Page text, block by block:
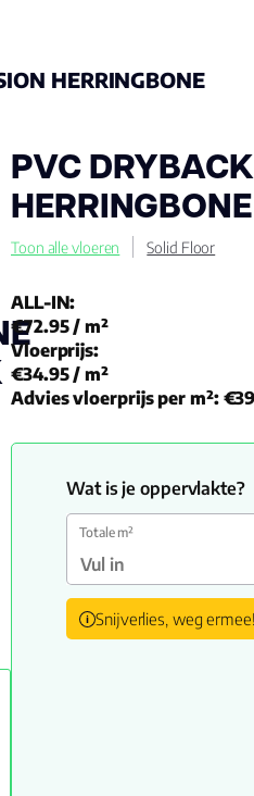
HERRINGBONE
PVC
Toon alle vloeren Solid Floor
ALL-IN:
€72.95/ m²
Vloerprijs:
€34.95/ m²
Advies vloerprijs per m²:
Wat is je oppervlakte?
Totale m²
Snijverlies, weg